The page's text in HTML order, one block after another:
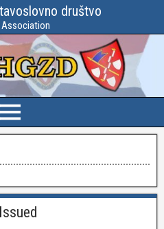
društvo
Association